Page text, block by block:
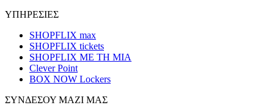
ΥΠΗΡΕΣΙΕΣ
SHOPFLIX max
SHOPFLIX tickets
SHOPFLIX ΜΕ ΤΗ ΜΙΑ
Clever Point
BOX NOW Lockers
ΣΥΝΔΕΣΟΥ ΜΑΖΙ ΜΑΣ